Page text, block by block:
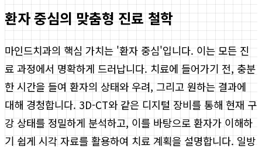
환자 중심의 맞춤형 진료 철학
마인드치과의 핵심 가치는 '환자 중심'입니다. 이는 모든 진
료 과정에서 명확하게 드러납니다. 치료에 들어가기 전, 충분
한 시간을 들여 환자의 상태와 우려, 그리고 원하는 결과에
대해 경청합니다. 3D-CT와 같은 디지털 장비를 통해 현재 구
강 상태를 정밀하게 분석하고, 이를 바탕으로 환자가 이해하
기 쉽게 시각 자료를 활용하여 치료 계획을 설명합니다. 일방